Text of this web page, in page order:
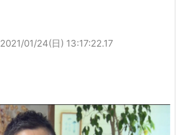
2021/01/24(日) 13:17:22.17